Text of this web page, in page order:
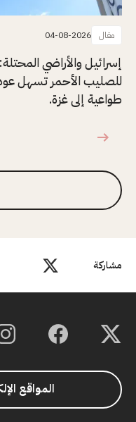
مشاركة
مقال 04-08-2026
إسرائيل والأراضي
طواعية إلى غزة.
المواقع